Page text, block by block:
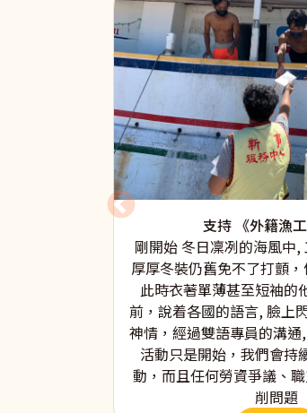
支持 《外籍漁工
剛開始 冬日凜冽的海風中,
厚厚冬裝仍舊免不了打顫
此時衣著單薄甚至短袖的
前，說着各國的語言, 臉上
神情，經過雙語專員的溝
活動只是開始，我們會持
動，而且任何勞資爭議、
削問題